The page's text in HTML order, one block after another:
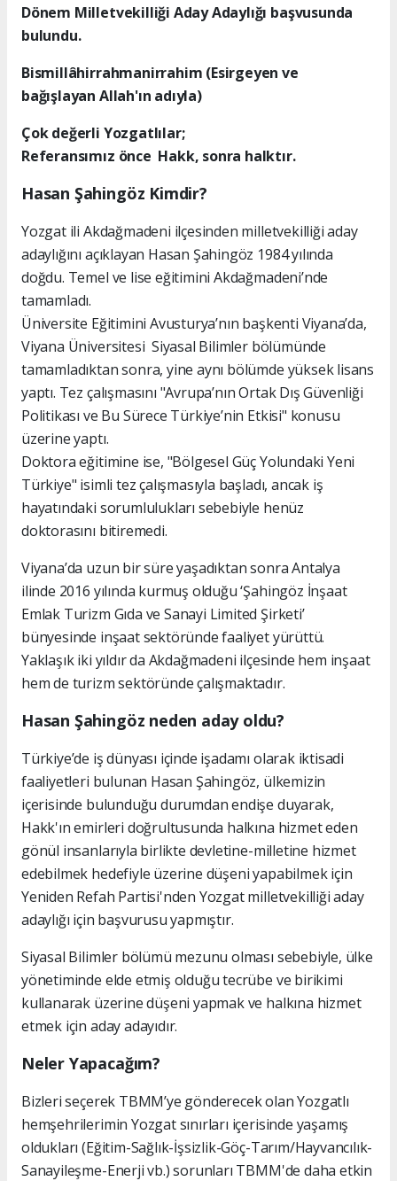
Dönem Milletvekilliği Aday Adaylığı başvusunda
bulundu.
Bismillâhirrahmanirrahim (Esirgeyen ve
bağışlayan Allah'ın adıyla)
Çok değerli Yozgatlılar;
Referansımız önce Hakk, sonra halktır.
Hasan Şahingöz Kimdir?
Yozgat ili Akdağmadeni ilçesinden milletvekilliği aday
adaylığını açıklayan Hasan Şahingöz 1984 yılında
doğdu. Temel ve lise eğitimini Akdağmadeni’nde
tamamladı.
Üniversite Eğitimini Avusturya’nın başkenti Viyana’da,
Viyana Üniversitesi Siyasal Bilimler bölümünde
tamamladıktan sonra, yine aynı bölümde yüksek lisans
yaptı. Tez çalışmasını "Avrupa’nın Ortak Dış Güvenliği
Politikası ve Bu Sürece Türkiye’nin Etkisi" konusu
üzerine yaptı.
Doktora eğitimine ise, "Bölgesel Güç Yolundaki Yeni
Türkiye" isimli tez çalışmasıyla başladı, ancak iş
hayatındaki sorumlulukları sebebiyle henüz
doktorasını bitiremedi.
Viyana’da uzun bir süre yaşadıktan sonra Antalya
ilinde 2016 yılında kurmuş olduğu ‘Şahingöz İnşaat
Emlak Turizm Gıda ve Sanayi Limited Şirketi’
bünyesinde inşaat sektöründe faaliyet yürüttü.
Yaklaşık iki yıldır da Akdağmadeni ilçesinde hem inşaat
hem de turizm sektöründe çalışmaktadır.
Hasan Şahingöz neden aday oldu?
Türkiye’de iş dünyası içinde işadamı olarak iktisadi
faaliyetleri bulunan Hasan Şahingöz, ülkemizin
içerisinde bulunduğu durumdan endişe duyarak,
Hakk'ın emirleri doğrultusunda halkına hizmet eden
gönül insanlarıyla birlikte devletine-milletine hizmet
edebilmek hedefiyle üzerine düşeni yapabilmek için
Yeniden Refah Partisi'nden Yozgat milletvekilliği aday
adaylığı için başvurusu yapmıştır.
Siyasal Bilimler bölümü mezunu olması sebebiyle, ülke
yönetiminde elde etmiş olduğu tecrübe ve birikimi
kullanarak üzerine düşeni yapmak ve halkına hizmet
etmek için aday adayıdır.
Neler Yapacağım?
Bizleri seçerek TBMM’ye gönderecek olan Yozgatlı
hemşehrilerimin Yozgat sınırları içerisinde yaşamış
oldukları (Eğitim-Sağlık-İşsizlik-Göç-Tarım/Hayvancılık-
Sanayileşme-Enerji vb.) sorunları TBMM'de daha etkin